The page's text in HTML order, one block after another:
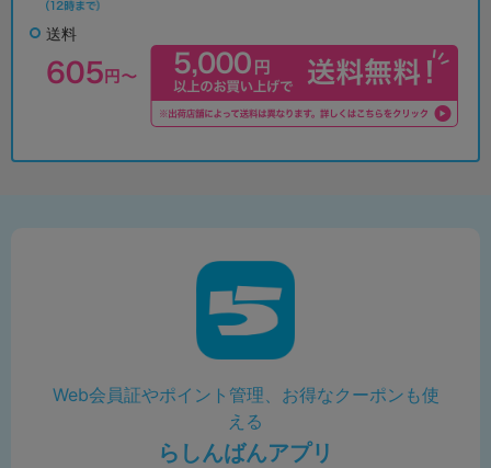
送料
Web会員証やポイント管理、お得なクーポンも使
える
らしんばんアプリ